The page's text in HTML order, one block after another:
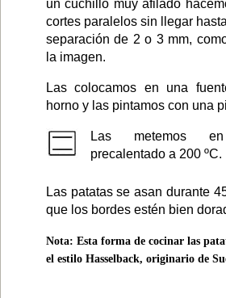
un cuchillo muy afilado
cortes paralelos sin llegar
separación de 2 o 3 mm,
la imagen.
Las colocamos en una
horno y las pintamos con una
Las metemos
precalentado a 200 ºC.
Las patatas se asan durante
que los bordes estén bien
Nota: Esta forma de cocinar las
el estilo Hasselback, originario de